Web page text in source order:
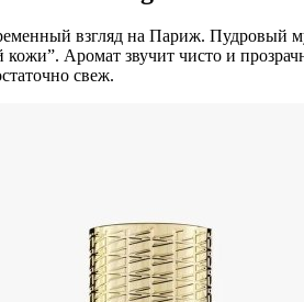
взгляд на Париж. Пудровый
кожи”. Аромат звучит чисто и
свеж.